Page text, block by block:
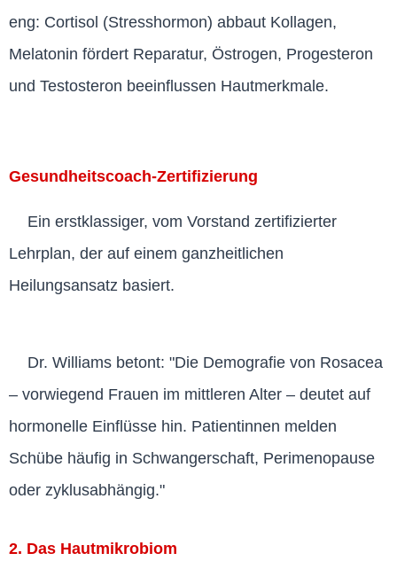
eng: Cortisol (Stresshormon) abbaut Kollagen,
Melatonin fördert Reparatur, Östrogen, Progesteron
und Testosteron beeinflussen Hautmerkmale.
Gesundheitscoach-Zertifizierung
Ein erstklassiger, vom Vorstand zertifizierter
Lehrplan, der auf einem ganzheitlichen
Heilungsansatz basiert.
Dr. Williams betont: "Die Demografie von Rosacea
– vorwiegend Frauen im mittleren Alter – deutet auf
hormonelle Einflüsse hin. Patientinnen melden
Schübe häufig in Schwangerschaft, Perimenopause
oder zyklusabhängig."
2. Das Hautmikrobiom